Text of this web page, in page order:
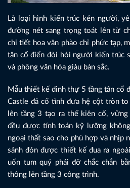
Là loại hình kiến trúc kén người,
đường nét sang trọng toát lên từ
chi tiết hoa văn phào chỉ phức tạp,
tân cổ điển đòi hỏi người kiến trúc
và phông văn hóa giàu bản sắc.
Mẫu thiết kế dinh thự 5 tầng tân cổ
Castle đã cố tình đưa hệ cột tròn
lên tầng 3 tạo ra thế kiên cố,
đều được tính toán kỹ lưỡng
ngoại thất sao cho phù hợp và nhịp
sảnh đón được thiết kế đua ra
uốn tum quý phái đỡ chắc chắn
thông lên tầng 3 công trình.